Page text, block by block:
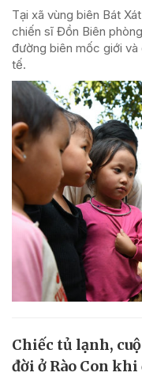
Tại xã vùng biên Bát
chiến sĩ Đồn Biên
đường biên mốc giới và
tế.
Chiếc tủ lạnh,
đời ở Rào Con khi